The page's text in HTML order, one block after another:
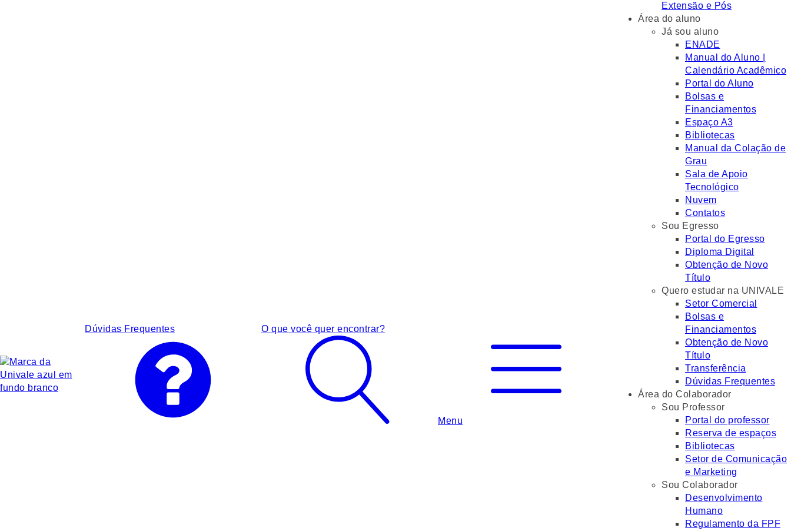
Dúvidas Frequentes O que você quer encontrar?
Menu
Extensão e Pós
Área do aluno
Já sou aluno
ENADE
Manual do Aluno |
Calendário Acadêmico
Portal do Aluno
Bolsas e
Financiamentos
Espaço A3
Bibliotecas
Manual da Colação de
Grau
Sala de Apoio
Tecnológico
Nuvem
Contatos
Sou Egresso
Portal do Egresso
Diploma Digital
Obtenção de Novo
Título
Quero estudar na UNIVALE
Setor Comercial
Bolsas e
Financiamentos
Obtenção de Novo
Título
Transferência
Dúvidas Frequentes
Área do Colaborador
Sou Professor
Portal do professor
Reserva de espaços
Bibliotecas
Setor de Comunicação
e Marketing
Sou Colaborador
Desenvolvimento
Humano
Regulamento da FPF